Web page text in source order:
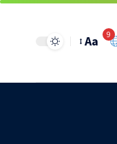
9
Aa